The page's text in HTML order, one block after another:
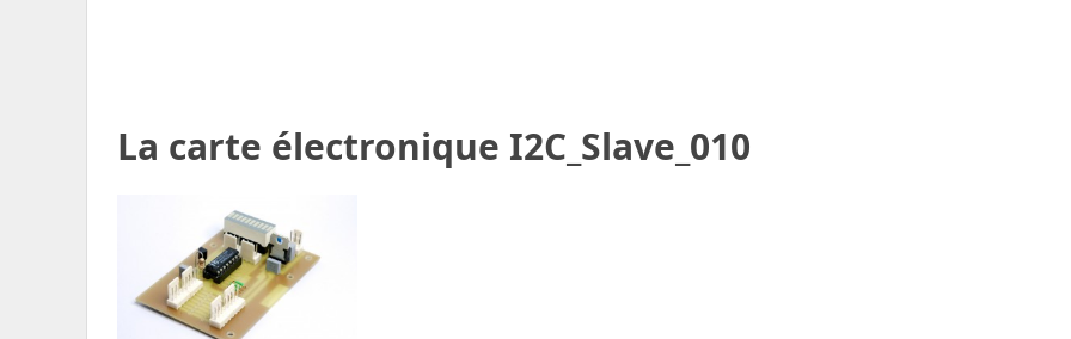
La carte électronique I2C_Slave_010